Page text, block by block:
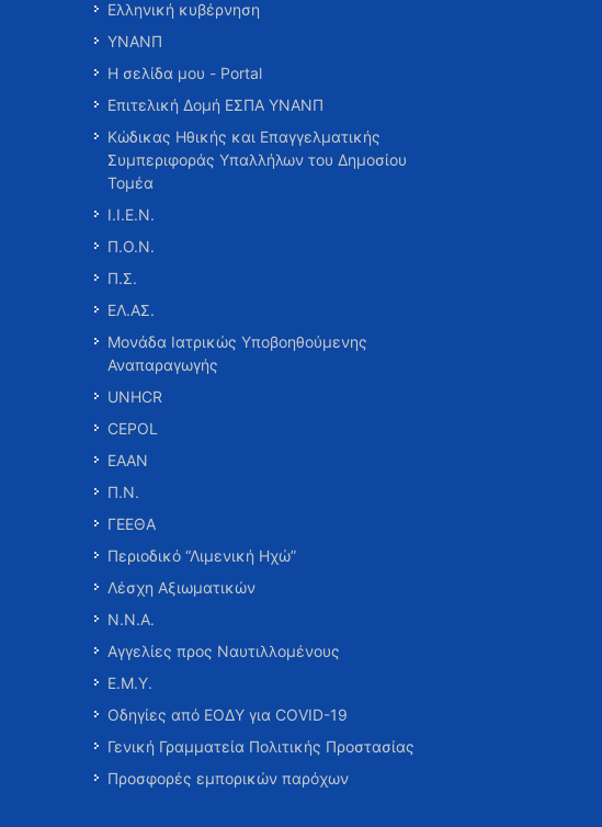
Ελληνική κυβέρνηση
ΥΝΑΝΠ
Η σελίδα μου - Portal
Επιτελική Δομή ΕΣΠΑ ΥΝΑΝΠ
Κώδικας Ηθικής και Επαγγελματικής
Συμπεριφοράς Υπαλλήλων του Δημοσίου
Τομέα
Ι.Ι.Ε.Ν.
Π.Ο.Ν.
Π.Σ.
ΕΛ.ΑΣ.
Μονάδα Ιατρικώς Υποβοηθούμενης
Αναπαραγωγής
UNHCR
CEPOL
ΕΑΑΝ
Π.Ν.
ΓΕΕΘΑ
Περιοδικό “Λιμενική Ηχώ”
Λέσχη Αξιωματικών
Ν.Ν.Α.
Αγγελίες προς Ναυτιλλομένους
Ε.Μ.Υ.
Οδηγίες από ΕΟΔΥ για COVID-19
Γενική Γραμματεία Πολιτικής Προστασίας
Προσφορές εμπορικών παρόχων